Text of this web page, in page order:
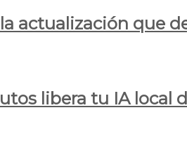
actualización que
libera tu IA local